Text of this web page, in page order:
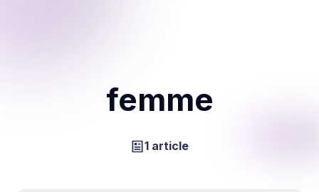
femme
1 article